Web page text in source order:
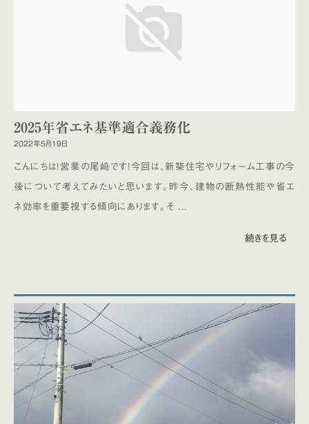
2025年省エネ基準適合義務化
2022年5月19日
こんにちは！営業の尾﨑です！今回は、新築住宅やリフォーム工事の今
後について考えてみたいと思います。昨今、建物の断熱性能や省エ
ネ効率を重要視する傾向にあります。そ ...
続きを見る